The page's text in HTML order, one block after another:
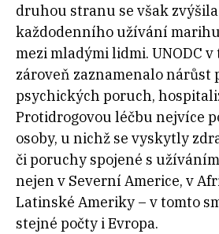
druhou stranu se však
každodenního užívání
mezi mladými lidmi. UNODC
zároveň zaznamenalo nárůst
psychických poruch,
Protidrogovou léčbu nejvíce
osoby, u nichž se vyskytly
či poruchy spojené s
nejen v Severní Americe, v
Latinské Ameriky – v tomto
stejné počty i Evropa.